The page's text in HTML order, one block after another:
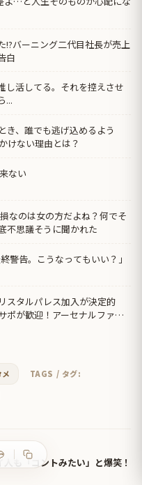
!?バーニング二代目社長が売上
白
し活してる。それを控えさせ
...
き、誰でも逃げ込めるよう
けない理由とは？
ない
なのは女の方だよね？何でそ
不思議そうに聞かれた
警告。こうなってもいい？」
スタルパレス加入が決定的
ポが歓迎！アーセナルファン
TAGS / タグ:
も「コントみたい」と爆笑！